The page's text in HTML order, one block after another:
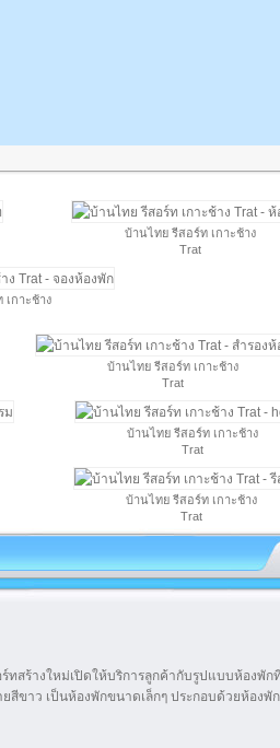
บ้านไทย รีสอร์ท เกาะช้าง
Trat
เกาะช้าง
บ้านไทย รีสอร์ท เกาะช้าง
Trat
บ้านไทย รีสอร์ท เกาะช้าง
Trat
บ้านไทย รีสอร์ท เกาะช้าง
Trat
ร์ทสร้างใหม่เปิดให้บริการลูกค้ากับรูปแบบห้องพัก
ขาว เป็นห้องพักขนาดเล็กๆ ประกอบด้วยห้องพัก